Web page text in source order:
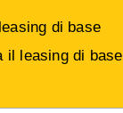
di base
il leasing di base